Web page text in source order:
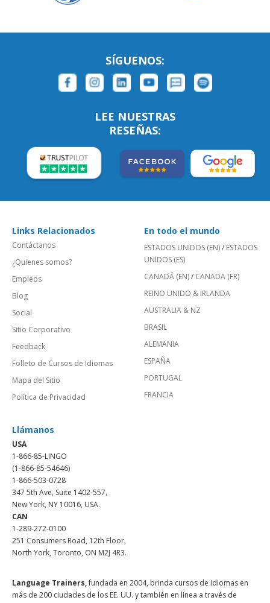
SÍGUENOS:
LEE NUESTRAS
RESEÑAS:
Links Relacionados
Contáctanos
¿Quienes somos?
Empleos
Blog
Social
Sitio Corporativo
Feedback
Folleto de Cursos de Idiomas
Mapa del Sitio
Política de Privacidad
En todo el mundo
ESTADOS UNIDOS (EN)/ ESTADOS
UNIDOS (ES)
CANADÁ (EN)/ CANADA (FR)
REINO UNIDO & IRLANDA
AUSTRALIA & NZ
BRASIL
ALEMANIA
ESPAÑA
PORTUGAL
FRANCIA
Llámanos
USA
1-866-85-LINGO
(1-866-85-54646)
1-866-503-0728
347 5th Ave, Suite 1402-557,
New York, NY 10016, USA.
CAN
1-289-272-0100
251 Consumers Road, 12th Floor,
North York, Toronto, ON M2J 4R3.
Language Trainers,fundada en 2004, brinda cursos de idiomas en
más de 200 ciudades de los EE. UU. y también en línea a través de